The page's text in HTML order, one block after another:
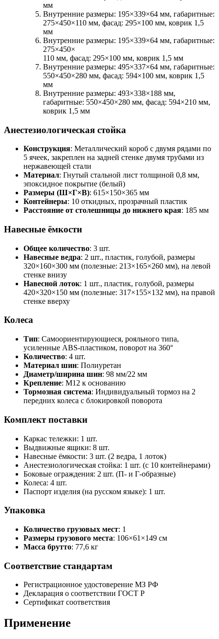
мм
Внутренние размеры: 195×339×64 мм, габаритные:
275×450×110 мм, фасад: 295×100 мм, коврик 1,5
мм
Внутренние размеры: 195×339×64 мм, габаритные:
275×450×
110 мм, фасад: 295×100 мм, коврик 1,5 мм
Внутренние размеры: 495×337×64 мм, габаритные:
550×450×280 мм, фасад: 594×100 мм, коврик 1,5
мм
Внутренние размеры: 493×338×188 мм,
габаритные: 550×450×280 мм, фасад: 594×210 мм,
коврик 1,5 мм
Анестезиологическая стойка
Конструкция: Металлический короб с двумя рядами по
5 ячеек, закреплен на задней стенке двумя трубами из
нержавеющей стали
Материал: Гнутый стальной лист толщиной 0,8 мм,
эпоксидное покрытие (белый)
Размеры (Ш×Г×В): 615×150×365 мм
Контейнеры: 10 откидных, прозрачный пластик
Расстояние от столешницы до нижнего края: 185 мм
Навесные ёмкости
Общее количество: 3 шт.
Навесные ведра: 2 шт., пластик, голубой, размеры
320×160×300 мм (полезные: 213×165×260 мм), на левой
стенке внизу
Навесной лоток: 1 шт., пластик, голубой, размеры
420×320×150 мм (полезные: 317×155×132 мм), на правой
стенке вверху
Колеса
Тип: Самоориентирующиеся, рояльного типа,
усиленные ABS-пластиком, поворот на 360°
Количество: 4 шт.
Материал шин: Полиуретан
Диаметр/ширина шин: 98 мм/22 мм
Крепление: М12 к основанию
Тормозная система: Индивидуальный тормоз на 2
передних колеса с блокировкой поворота
Комплект поставки
Каркас тележки: 1 шт.
Выдвижные ящики: 8 шт.
Навесные ёмкости: 3 шт. (2 ведра, 1 лоток)
Анестезиологическая стойка: 1 шт. (с 10 контейнерами)
Боковые ограждения: 2 шт. (П- и Г-образные)
Колеса: 4 шт.
Паспорт изделия (на русском языке): 1 шт.
Упаковка
Количество грузовых мест: 1
Размеры грузового места: 106×61×149 см
Масса брутто: 77,6 кг
Соответствие стандартам
Регистрационное удостоверение МЗ РФ
Декларация о соответствии ГОСТ Р
Сертификат соответствия
Применение